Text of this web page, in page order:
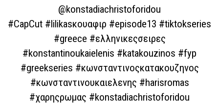
@konstadiachristoforidou
#CapCut #lilikasκουαφιρ #episode13 #tiktokseries
#greece #ελληνικεςσειρες
#konstantinoukaielenis #katakouzinos #fyp
#greekseries #κωνσταντινοςκατακουζηνος
#κωνσταντινουκαιελενης #harisromas
#χαρηςρωμας #konstadiachristoforidou